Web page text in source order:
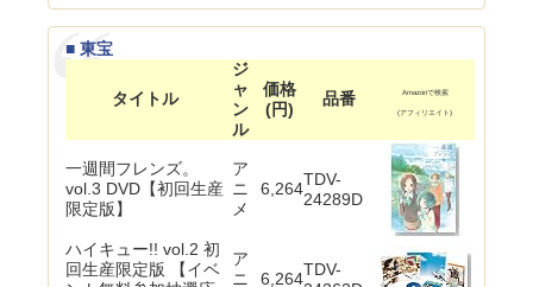
■ 東宝
タイトル
ジ
ャ
ン
ル
価格
(円)
品番 Amazonで検索
(アフィリエイト)
一週間フレンズ。
vol.3 DVD【初回生産
限定版】
ア
ニ
メ
6,264TDV-
24289D
ハイキュー!! vol.2 初
回生産限定版 【イベ
ア
ニ
6,264TDV-